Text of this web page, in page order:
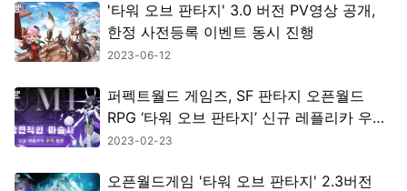
'타워 오브 판타지' 3.0 버전 PV영상 공개,
한정 사전등록 이벤트 동시 진행
2023-06-12
퍼펙트월드 게임즈, SF 판타지 오픈월드
RPG ‘타워 오브 판타지’ 신규 레플리카 우미
추가
2023-02-23
오픈월드게임 '타워 오브 판타지' 2.3버전